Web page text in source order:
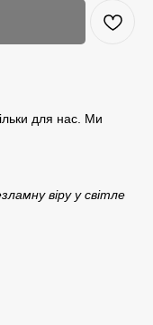
для нас. Ми
віру у світле